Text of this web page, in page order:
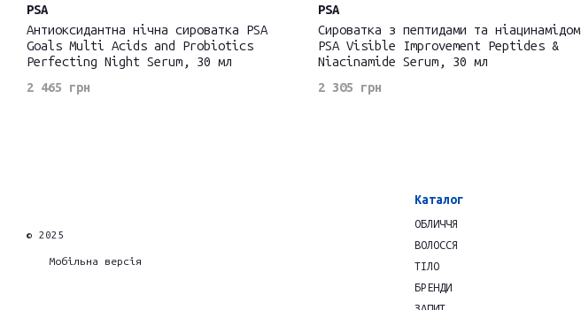
PSA
Антиоксидантна нічна сироватка PSA
Goals Multi Acids and Probiotics
Perfecting Night Serum, 30 мл
2 465 грн
PSA
Сироватка з пептидами та ніацинамідом
PSA Visible Improvement Peptides &
Niacinamide Serum, 30 мл
2 305 грн
© 2025
Мобільна версія
Каталог
ОБЛИЧЧЯ
ВОЛОССЯ
ТІЛО
БРЕНДИ